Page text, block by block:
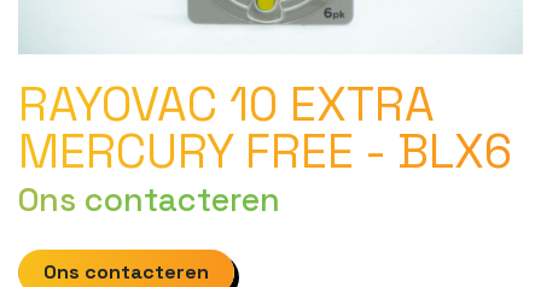
RAYOVAC 10 EXTRA
MERCURY FREE - BLX6
Ons contacteren
Ons contacteren